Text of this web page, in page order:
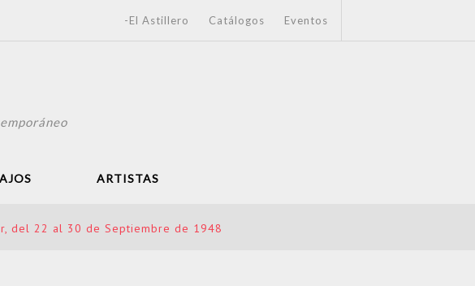
-El Astillero Catálogos Eventos
ARTISTAS
del 22 al 30 de Septiembre de 1948